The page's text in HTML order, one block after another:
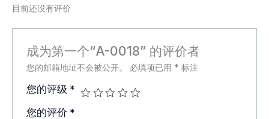
目前还没有评价
成为第一个“A-0018” 的评价者
您的邮箱地址不会被公开。 必填项已用 * 标注
您的评级 *
您的评价 *